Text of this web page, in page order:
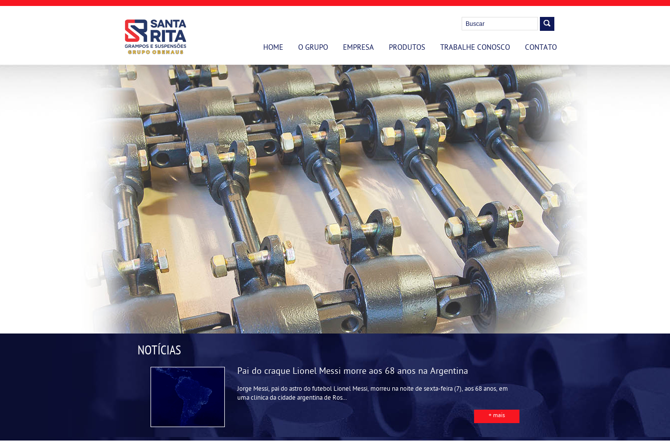
HOME O GRUPO EMPRESA PRODUTOS TRABALHE CONOSCO CONTATO
NOTÍCIAS
Pai do craque Lionel Messi morre aos 68 anos na Argentina
Jorge Messi, pai do astro do futebol Lionel Messi, morreu na noite de sexta-feira (7), aos 68 anos, em
uma clínica da cidade argentina de Ros...
+ mais